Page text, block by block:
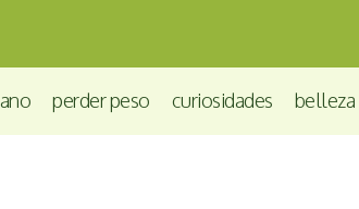
perder peso curiosidades belleza